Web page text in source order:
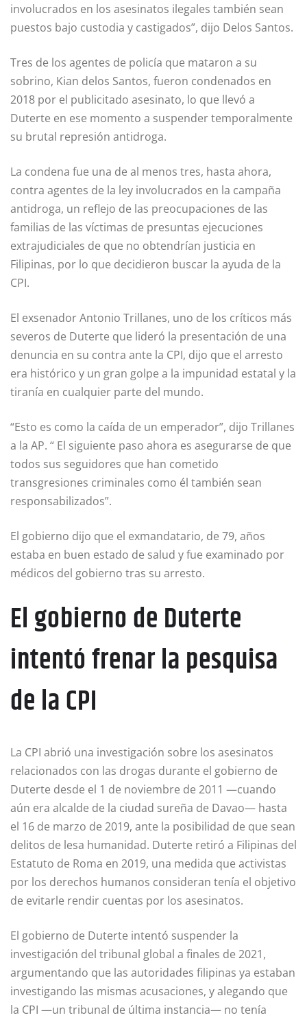
involucrados en los asesinatos ilegales también sean
puestos bajo custodia y castigados”, dijo Delos Santos.
Tres de los agentes de policía que mataron a su
sobrino, Kian delos Santos, fueron condenados en
2018 por el publicitado asesinato, lo que llevó a
Duterte en ese momento a suspender temporalmente
su brutal represión antidroga.
La condena fue una de al menos tres, hasta ahora,
contra agentes de la ley involucrados en la campaña
antidroga, un reflejo de las preocupaciones de las
familias de las víctimas de presuntas ejecuciones
extrajudiciales de que no obtendrían justicia en
Filipinas, por lo que decidieron buscar la ayuda de la
CPI.
El exsenador Antonio Trillanes, uno de los críticos más
severos de Duterte que lideró la presentación de una
denuncia en su contra ante la CPI, dijo que el arresto
era histórico y un gran golpe a la impunidad estatal y la
tiranía en cualquier parte del mundo.
“Esto es como la caída de un emperador”, dijo Trillanes
a la AP. “ El siguiente paso ahora es asegurarse de que
todos sus seguidores que han cometido
transgresiones criminales como él también sean
responsabilizados”.
El gobierno dijo que el exmandatario, de 79, años
estaba en buen estado de salud y fue examinado por
médicos del gobierno tras su arresto.
El gobierno de Duterte
intentó frenar la pesquisa
de la CPI
La CPI abrió una investigación sobre los asesinatos
relacionados con las drogas durante el gobierno de
Duterte desde el 1 de noviembre de 2011 —cuando
aún era alcalde de la ciudad sureña de Davao— hasta
el 16 de marzo de 2019, ante la posibilidad de que sean
delitos de lesa humanidad. Duterte retiró a Filipinas del
Estatuto de Roma en 2019, una medida que activistas
por los derechos humanos consideran tenía el objetivo
de evitarle rendir cuentas por los asesinatos.
El gobierno de Duterte intentó suspender la
investigación del tribunal global a finales de 2021,
argumentando que las autoridades filipinas ya estaban
investigando las mismas acusaciones, y alegando que
la CPI —un tribunal de última instancia— no tenía